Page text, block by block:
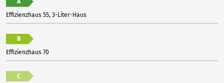
Effizienzhaus 55, 3-Liter-Haus
B
Effizienzhaus 70
C